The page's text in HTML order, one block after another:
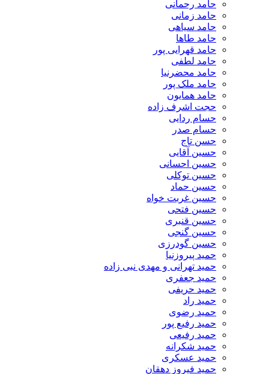
حامد رحمانی
حامد زمانی
حامد سیاهی
حامد طاها
حامد قهرایی پور
حامد لطفی
حامد محضرنیا
حامد ملک پور
حامد همایون
حجت اشرف زاده
حسام ردایی
حسام صدر
حسن تاج
حسین آقایی
حسین احسانی
حسین توکلی
حسین حماد
حسین غربت خواه
حسین فتحی
حسین قنبری
حسین گنجی
حسین گودرزی
حمید پیروزنیا
حمید تهرانی و مهدی نبی زاده
حمید جعفری
حمید حریفی
حمید راد
حمید رضوی
حمید رفیع پور
حمید رفیعی
حمید شکرانه
حمید عسکری
حمید فیروز دهقان